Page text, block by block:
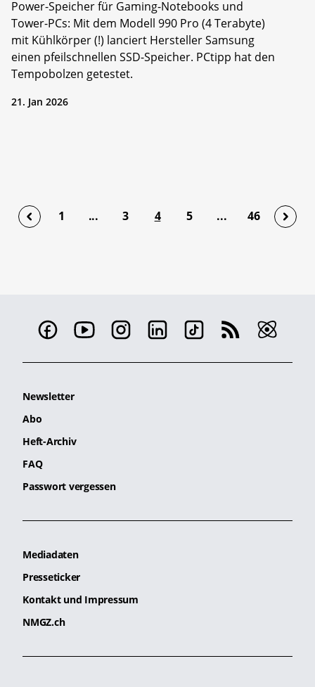
Power-Speicher für Gaming-Notebooks und
Tower-PCs: Mit dem Modell 990 Pro (4 Terabyte)
mit Kühlkörper (!) lanciert Hersteller Samsung
einen pfeilschnellen SSD-Speicher. PCtipp hat den
Tempobolzen getestet.
21. Jan 2026
1 ... 3 4 5 ... 46
Newsletter
Abo
Heft-Archiv
FAQ
Passwort vergessen
Mediadaten
Presseticker
Kontakt und Impressum
NMGZ.ch